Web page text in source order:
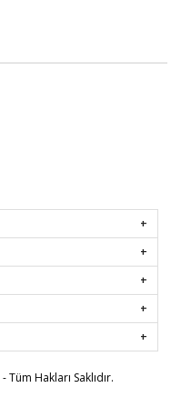
- Tüm Hakları Saklıdır.